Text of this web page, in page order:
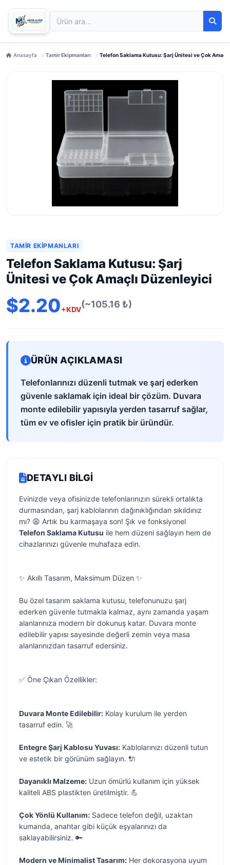
Anasayfa Tamir Ekipmanları Telefon Saklama Kutusu: Şarj Ünitesi ve Çok
TAMIR EKIPMANLARI
Telefon Saklama Kutusu: Şarj
Ünitesi ve Çok Amaçlı Düzenleyici
$2.20+KDV(~105.16 ₺)
ÜRÜN AÇIKLAMASI
Telefonlarınızı düzenli tutmak ve şarj ederken
güvenle saklamak için ideal bir çözüm. Duvara
monte edilebilir yapısıyla yerden tasarruf sağlar,
tüm ev ve ofisler için pratik bir üründür.
DETAYLI BILGI
Evinizde veya ofisinizde telefonlarınızın sürekli ortalıkta
durmasından, şarj kablolarının dağınıklığından sıkıldınız
mı? 😩 Artık bu karmaşaya son! Şık ve fonksiyonel
Telefon Saklama Kutusu ile hem düzeni sağlayın hem de
cihazlarınızı güvenle muhafaza edin.
✨ Akıllı Tasarım, Maksimum Düzen ✨
Bu özel tasarım saklama kutusu, telefonunuzu şarj
ederken güvenle tutmakla kalmaz, aynı zamanda yaşam
alanlarınıza modern bir dokunuş katar. Duvara monte
edilebilir yapısı sayesinde değerli zemin veya masa
alanlarınızdan tasarruf edersiniz.
✅ Öne Çıkan Özellikler:
Duvara Monte Edilebilir: Kolay kurulum ile yerden
tasarruf edin. 🚀
Entegre Şarj Kablosu Yuvası: Kablolarınızı düzenli tutun
ve estetik bir görünüm sağlayın. 🔌
Dayanıklı Malzeme: Uzun ömürlü kullanım için yüksek
kaliteli ABS plastikten üretilmiştir. 💪
Çok Yönlü Kullanım: Sadece telefon değil, uzaktan
kumanda, anahtar gibi küçük eşyalarınızı da
saklayabilirsiniz. 🔑
Modern ve Minimalist Tasarım: Her dekorasyona uyum